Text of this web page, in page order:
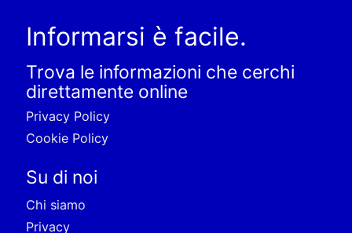
Informarsi è facile.
Trova le informazioni che cerchi
direttamente online
Privacy Policy
Cookie Policy
Su di noi
Chi siamo
Privacy